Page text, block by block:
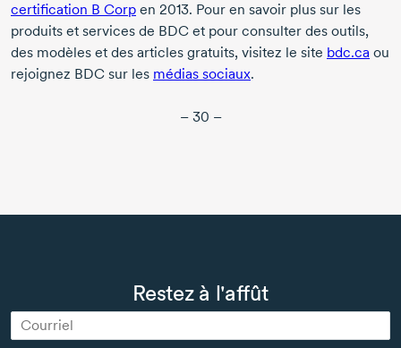
certification B Corp en 2013. Pour en savoir plus sur les
produits et services de BDC et pour consulter des outils,
des modèles et des articles gratuits, visitez le site bdc.ca ou
rejoignez BDC sur les médias sociaux.
– 30 –
Restez à l'affût